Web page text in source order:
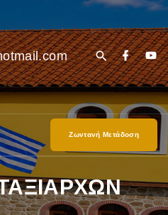
Ζωντανή Μετάδοση